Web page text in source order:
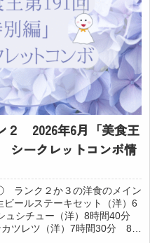
２ 2026年6月「美食王
シークレットコンボ情
ランク２か３の洋食のメイン
ールステーキセット（洋）6
シチュー（洋）8時間40分
ツレツ（洋）7時間30分 83